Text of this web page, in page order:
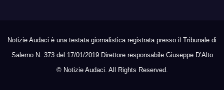
Notizie Audaci è una testata giornalistica registrata presso il Tribunale di
Salerno N. 373 del 17/01/2019 Direttore responsabile Giuseppe D’Alto
© Notizie Audaci. All Rights Reserved.